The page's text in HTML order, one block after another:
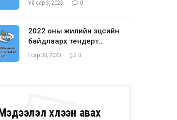
VII сар 3, 2023 0
2022 оны жилийн эцсийн
байдлаарх тендерт
шалгарсан болон
шалгараагүй оролцогчийн
I сар 30, 2023 0
хүлээн авах